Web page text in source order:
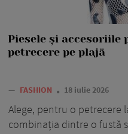
Piesele și accesoriile
petrecere pe plajă
— FASHION 18 iulie 2026
Alege, pentru o petrecere
combinația dintre o fustă